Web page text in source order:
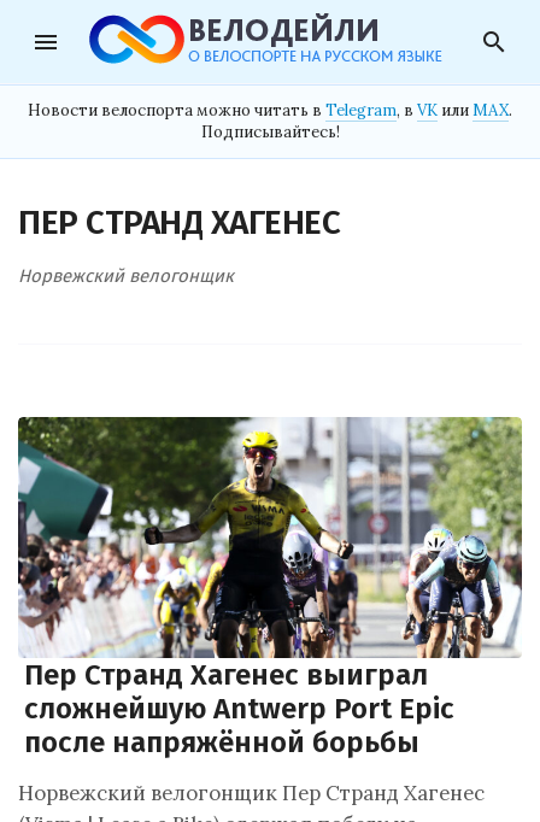
menu search
Новости велоспорта можно читать в Telegram, в VK илиMAX.
Подписывайтесь!
ПЕР СТРАНД ХАГЕНЕС
Норвежский велогонщик
Пер Странд Хагенес выиграл
сложнейшую Antwerp Port Epic
после напряжённой борьбы
Норвежский велогонщик Пер Странд Хагенес